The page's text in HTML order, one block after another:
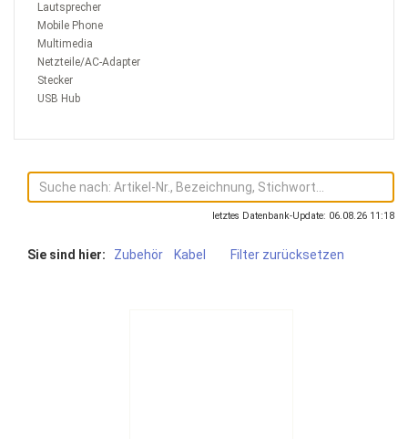
Lautsprecher
Mobile Phone
Multimedia
Netzteile/AC-Adapter
Stecker
USB Hub
letztes Datenbank-Update: 06.08.26 11:18
Sie sind hier: Zubehör Kabel Filter zurücksetzen